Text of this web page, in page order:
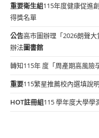
重要衛生組115年度健康促進
得獎名單
公告高市圖辦理「2026朗聲
辦法圖書館
轉知115年 度「周產期高風險
重要115繁星推薦校內選填說明
HOT註冊組115 學年度大學學